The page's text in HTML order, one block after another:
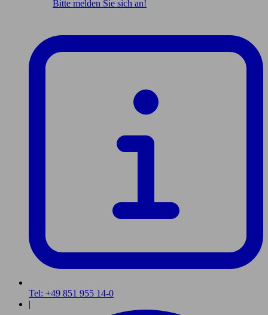
Bitte melden Sie sich an!
Tel: +49 851 955 14-0
|